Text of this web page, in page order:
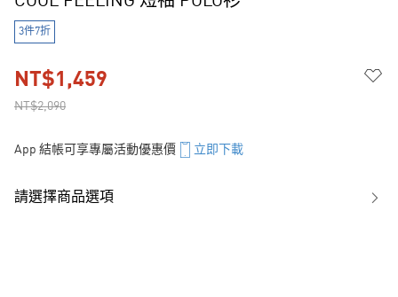
3件7折
NT$2,090
NT$1,459
App 結帳可享專屬活動優惠價 立即下載
請選擇商品選項